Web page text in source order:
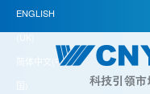
ENGLISH
(UK)
简体中文(中
国)